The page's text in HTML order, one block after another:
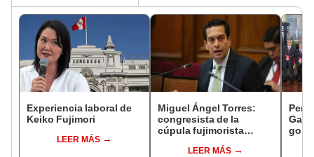
Experiencia laboral de
Keiko Fujimori
LEER MÁS
Miguel Ángel Torres:
congresista de la
cúpula fujimorista
del SenadoLEER MÁS